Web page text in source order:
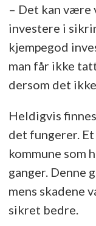
– Det kan være
investere i
kjempegod
man får ikke
dersom det
Heldigvis
det fungerer.
kommune som
ganger. Denne
mens skadene
sikret bedre.